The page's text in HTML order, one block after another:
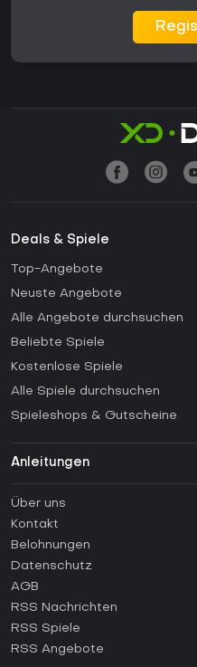
Deals & Spiele
Top-Angebote
Neuste Angebote
Alle Angebote durchsuchen
Beliebte Spiele
Kostenlose Spiele
Alle Spiele durchsuchen
Spieleshops & Gutscheine
Anleitungen
Anleitungen
Wie aktiviert man einen
Wie aktiviert man einen Epic
Wie aktiviert man einen GOG
Wie aktiviert man einen
Über uns
Kontakt
Belohnungen
Datenschutz
AGB
RSS Nachrichten
RSS Spiele
RSS Angebote